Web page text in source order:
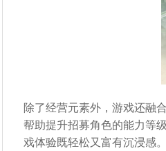
除了经营元素外，游戏还融
帮助提升招募角色的能力等
戏体验既轻松又富有沉浸感